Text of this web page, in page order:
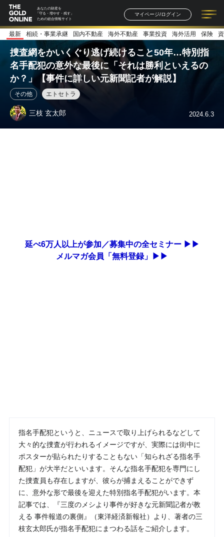
あなたの財産を
「守る・増やす・残す」
ための総合情報サイト
マイページ/ログイン
記事一覧 連載一覧
著者一覧 書籍一覧
最新 相続・事業承継 国内不動産 海外不動産 事業投資 海外活用 保険
捜査網をかいくぐり逃げ続けること50年…特別指
名手配犯の意外な最後に「それは勝利といえるの
か？」【事件に詳しい元新聞記者が解説】
その他 エトセトラ
三枝 玄太郎 2024.6.3
延べ6万人以上が参加／募集中の全セミナー ▶▶
メルマガ会員「無料登録」▶▶
指名手配犯というと、ニュースで取り上げられるなどして
大々的な捜査が行われるイメージですが、実際には街中に
ポスターが貼られたりすることもない「知られざる指名手
配犯」が大半だといいます。そんな指名手配犯を専門にし
た捜査員も存在しますが、彼らが捕まえることができず
に、意外な形で最後を迎えた特別指名手配犯がいます。本
記事では、『三度のメシより事件が好きな元新聞記者が教
える 事件報道の裏側』（東洋経済新報社）より、著者の三
枝玄太郎氏が指名手配犯にまつわる話をご紹介します。